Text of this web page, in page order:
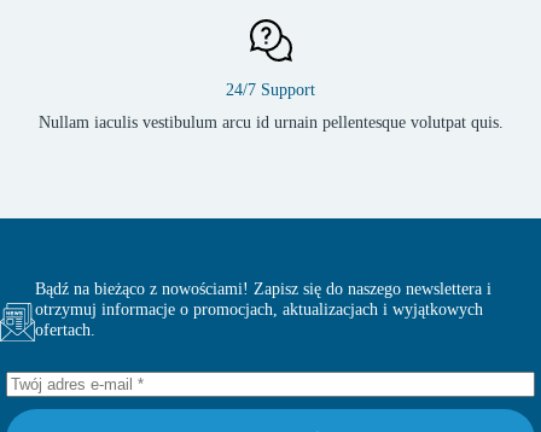
24/7 Support
Nullam iaculis vestibulum arcu id urnain pellentesque volutpat quis.
Bądź na bieżąco z nowościami! Zapisz się do naszego newslettera i
otrzymuj informacje o promocjach, aktualizacjach i wyjątkowych
ofertach.